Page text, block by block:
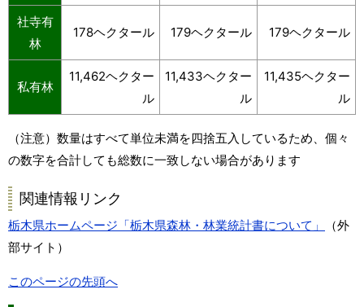
社寺有
林
178ヘクタール 179ヘクタール 179ヘクタール
私有林
11,462ヘクター
ル
11,433ヘクター
ル
11,435ヘクター
ル
（注意）数量はすべて単位未満を四捨五入しているため、個々
の数字を合計しても総数に一致しない場合があります
関連情報リンク
栃木県ホームページ「栃木県森林・林業統計書について」
（外
部サイト）
このページの先頭へ